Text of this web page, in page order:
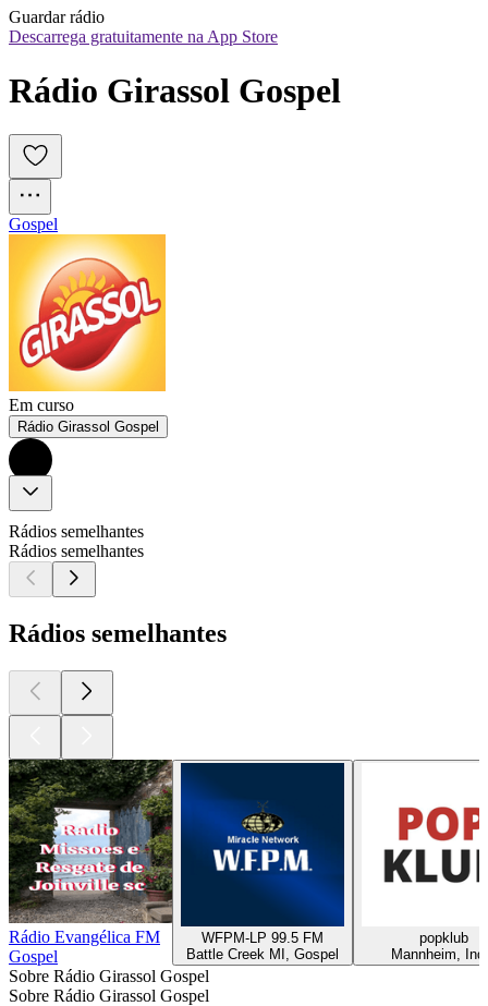
Guardar rádio
Descarrega gratuitamente na App Store
Gospel
Em curso
Rádio Girassol Gospel
Rádios semelhantes
Rádios semelhantes
Rádios semelhantes
Rádio Evangélica FM
Gospel
WFPM-LP 99.5 FM
Battle Creek MI, Gospel
popklub
Mannheim,
Sobre Rádio Girassol Gospel
Sobre Rádio Girassol Gospel